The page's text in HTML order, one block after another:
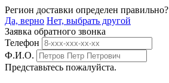
Регион доставки определен правильно?
Да, верно Нет, выбрать другой
Заявка обратного звонка
Телефон
Ф.И.О.
Представьтесь пожалуйста.